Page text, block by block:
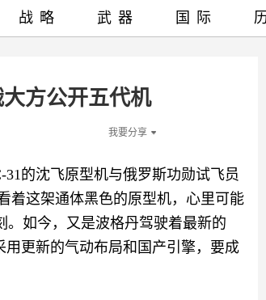
方公开五代机
我要分享
的沈飞原型机与俄罗斯功勋试飞员
着这架通体黑色的原型机，心里可能
如今，又是波格丹驾驶着最新的
用更新的气动布局和国产引擎，要成
战略 武器 国际